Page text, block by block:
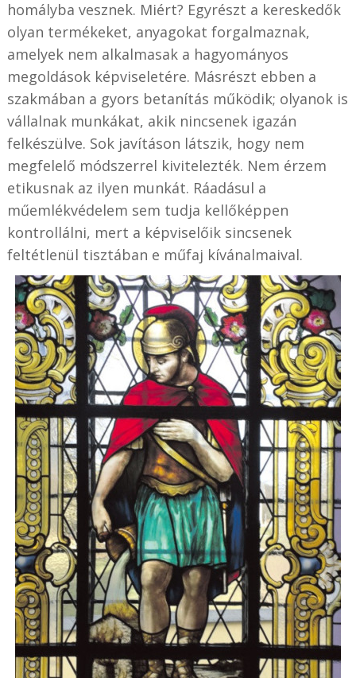
homályba vesznek. Miért? Egyrészt a kereskedők
olyan termékeket, anyagokat forgalmaznak,
amelyek nem alkalmasak a hagyományos
megoldások képviseletére. Másrészt ebben a
szakmában a gyors betanítás működik; olyanok is
vállalnak munkákat, akik nincsenek igazán
felkészülve. Sok javításon látszik, hogy nem
megfelelő módszerrel kivitelezték. Nem érzem
etikusnak az ilyen munkát. Ráadásul a
műemlékvédelem sem tudja kellőképpen
kontrollálni, mert a képviselőik sincsenek
feltétlenül tisztában e műfaj kívánalmaival.